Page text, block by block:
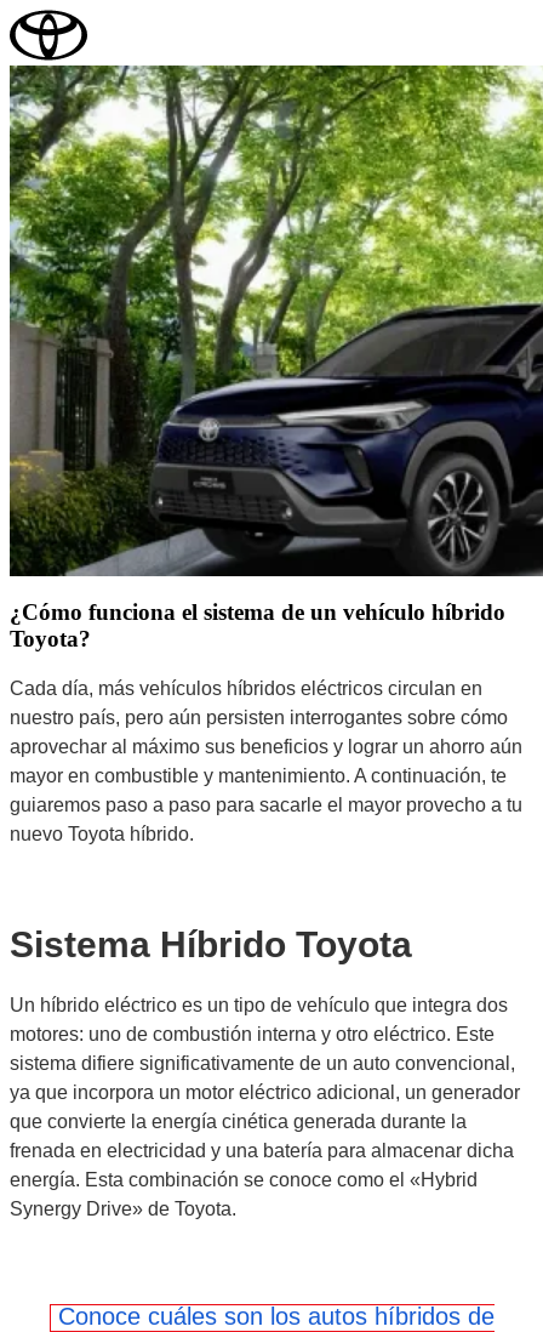
¿Cómo funciona el sistema de un vehículo híbrido
Toyota?
Cada día, más vehículos híbridos eléctricos circulan en
nuestro país, pero aún persisten interrogantes sobre cómo
aprovechar al máximo sus beneficios y lograr un ahorro aún
mayor en combustible y mantenimiento. A continuación, te
guiaremos paso a paso para sacarle el mayor provecho a tu
nuevo Toyota híbrido.
Sistema Híbrido Toyota
Un híbrido eléctrico es un tipo de vehículo que integra dos
motores: uno de combustión interna y otro eléctrico. Este
sistema difiere significativamente de un auto convencional,
ya que incorpora un motor eléctrico adicional, un generador
que convierte la energía cinética generada durante la
frenada en electricidad y una batería para almacenar dicha
energía. Esta combinación se conoce como el «Hybrid
Synergy Drive» de Toyota.
Conoce cuáles son los autos híbridos de